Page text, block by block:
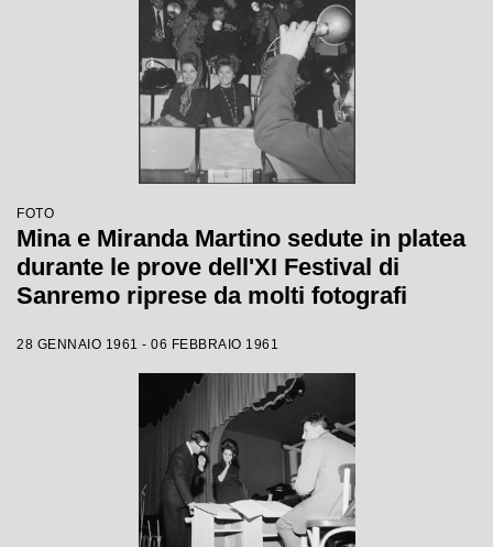
FOTO
Mina e Miranda Martino sedute in platea
durante le prove dell'XI Festival di
Sanremo riprese da molti fotografi
28 GENNAIO 1961 - 06 FEBBRAIO 1961